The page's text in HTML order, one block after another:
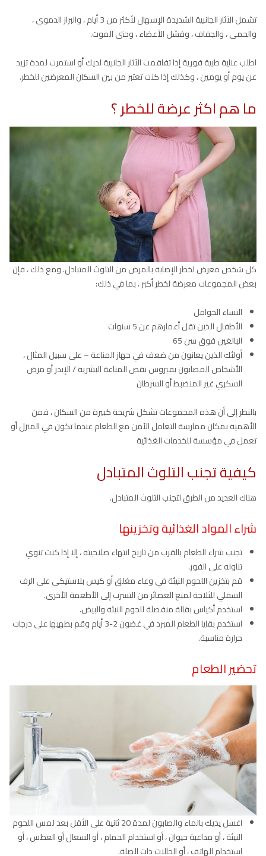
تشمل الآثار الجانبية الشديدة الإسهال لأكثر من 3 أيام ، والبراز الدموي ،
والحمى ، والجفاف ، وفشل الأعضاء ، وحتى الموت.
اطلب عناية طبية فورية إذا تفاقمت الآثار الجانبية لديك أو استمرت لمدة تزيد
عن يوم أو يومين ، وكذلك إذا كنت تعتبر من بين السكان المعرضين للخطر.
ما هم اكثر عرضة للخطر ؟
كل شخص معرض لخطر الإصابة بالمرض من التلوث المتبادل. ومع ذلك ، فإن
بعض المجموعات معرضة لخطر أكبر ، بما في ذلك:
النساء الحوامل
الأطفال الذين تقل أعمارهم عن 5 سنوات
البالغين فوق سن 65
أولئك الذين يعانون من ضعف في جهاز المناعة – على سبيل المثال ،
الأشخاص المصابون بفيروس نقص المناعة البشرية / الإيدز أو مرض
السكري غير المنضبط أو السرطان
بالنظر إلى أن هذه المجموعات تشكل شريحة كبيرة من السكان ، فمن
الأهمية بمكان ممارسة التعامل الآمن مع الطعام عندما تكون في المنزل أو
تعمل في مؤسسة للخدمات الغذائية
كيفية تجنب التلوث المتبادل
هناك العديد من الطرق لتجنب التلوث المتبادل.
شراء المواد الغذائية وتخزينها
تجنب شراء الطعام بالقرب من تاريخ انتهاء صلاحيته ، إلا إذا كنت تنوي
تناوله على الفور.
قم بتخزين اللحوم النيئة في وعاء مغلق أو كيس بلاستيكي على الرف
السفلي للثلاجة لمنع العصائر من التسرب إلى الأطعمة الأخرى.
استخدم أكياس بقالة منفصلة للحوم النيئة والبيض.
استخدم بقايا الطعام المبرد في غضون 2-3 أيام وقم بطهيها على درجات
حرارة مناسبة.
تحضير الطعام
اغسل يديك بالماء والصابون لمدة 20 ثانية على الأقل بعد لمس اللحوم
النيئة ، أو مداعبة حيوان ، أو استخدام الحمام ، أو السعال أو العطس ، أو
استخدام الهاتف ، أو الحالات ذات الصلة.